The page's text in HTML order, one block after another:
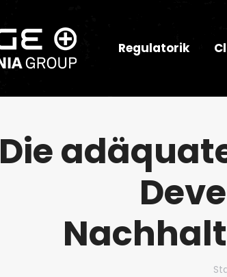
Regulatorik
Die